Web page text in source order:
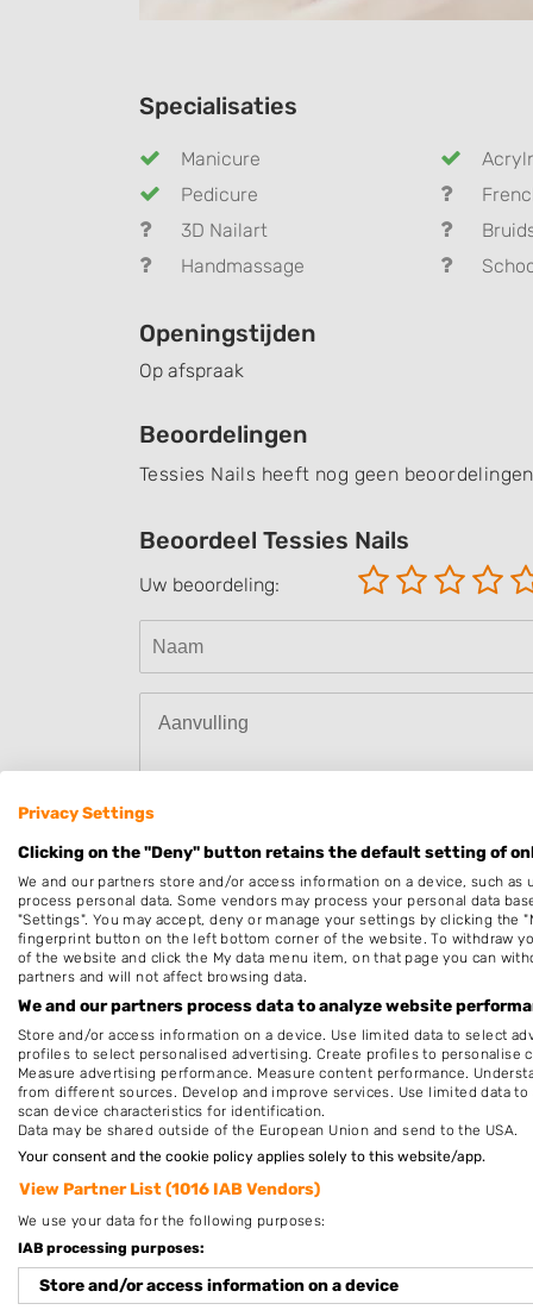
Specialisaties
Manicure
Pedicure
3D Nailart
Handmassage
Openingstijden
Op afspraak
Beoordelingen
Tessies Nails heeft nog geen
Beoordeel Tessies Nails
Uw beoordeling:
Hierbij bevestig ik dat de review is
en/of andere giften, direct dan wel
om dit bedrijf te beoordelen. Op het
Voorwaardenvan "Fanatic B.V." van
Nagelstudios in de buurt
My Nails 4 You
Uiterweg 104
1431AR Aalsmeer
Op 1,80 km afstand
Privacy Settings
Clicking on the "Deny" button retains the default setting of
We and our partners store and/or access information on a device, such
process personal data. Some vendors may process your personal data
"Settings". You may accept, deny or manage your settings by clicking the
fingerprint button on the left bottom corner of the website. To withdraw
of the website and click the My data menu item, on that page you can
partners and will not affect browsing data.
We and our partners process data to analyze website
Store and/or access information on a device. Use limited data to select
profiles to select personalised advertising. Create profiles to personalise
Measure advertising performance. Measure content performance.
from different sources. Develop and improve services. Use limited data
scan device characteristics for identification.
Data may be shared outside of the European Union and send to the USA.
Your consent and the cookie policy applies solely to this website/app.
View Partner List (1016 IAB Vendors)
We use your data for the following purposes:
IAB processing purposes:
Store and/or access information on a device